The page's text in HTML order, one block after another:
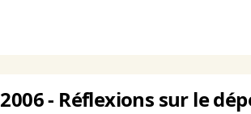
2006 - Réflexions sur le